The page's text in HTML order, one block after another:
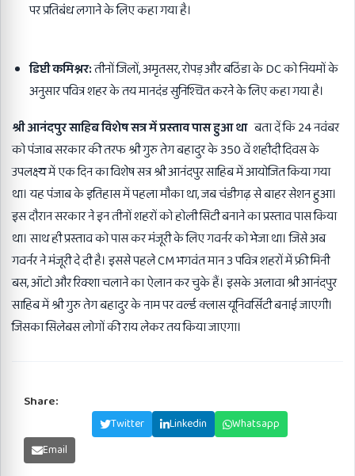
पर प्रतिबंध लगाने के लिए कहा गया है।
डिप्टी कमिश्नर:तीनों जिलों, अमृतसर, रोपड़ और बठिंडा के DC को नियमों के
अनुसार पवित्र शहर के तय मानदंड सुनिश्चित करने के लिए कहा गया है।
श्री आनंदपुर साहिब विशेष सत्र में प्रस्ताव पास हुआ थाबता दें कि 24 नवंबर
को पंजाब सरकार की तरफ श्री गुरु तेग बहादुर के 350 वें शहीदी दिवस के
उपलक्ष्य में एक दिन का विशेष सत्र श्री आनंदपुर साहिब में आयोजित किया गया
था। यह पंजाब के इतिहास में पहला मौका था, जब चंडीगढ़ से बाहर सेशन हुआ।
इस दौरान सरकार ने इन तीनों शहरों को होली सिटी बनाने का प्रस्ताव पास किया
था। साथ ही प्रस्ताव को पास कर मंजूरी के लिए गवर्नर को भेजा था। जिसे अब
गवर्नर ने मंजूरी दे दी है। इससे पहले CM भगवंत मान 3 पवित्र शहरों में फ्री मिनी
बस, ऑटो और रिक्शा चलाने का ऐलान कर चुके हैं। इसके अलावा श्री आनंदपुर
साहिब में श्री गुरु तेग बहादुर के नाम पर वर्ल्ड क्लास यूनिवर्सिटी बनाई जाएगी।
जिसका सिलेबस लोगों की राय लेकर तय किया जाएगा।
Share:
Twitter Linkedin
Whatsapp
Email